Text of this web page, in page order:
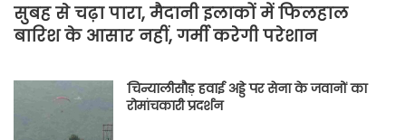
सुबह से चढ़ा पारा, मैदानी इलाकों में फिलहाल
बारिश के आसार नहीं, गर्मी करेगी परेशान
चिन्यालीसौड़ हवाई अड्डे पर सेना के जवानों का
रोमांचकारी प्रदर्शन